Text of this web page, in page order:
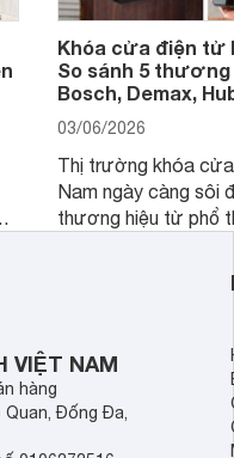
Khóa cửa điện tử
So sánh 5 thương
Bosch, Demax,
03/06/2026
Thị trường khóa
Nam ngày càng sôi
thương hiệu từ phổ
cửa điện tử hãng
sẽ so sánh 5
Demax, Hubert và
VIỆT NAM
hàng
Quan, Đống Đa,